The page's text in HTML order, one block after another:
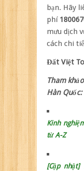
bạn. Hãy
phí
mưu dịch
cách chi
Đất Việt
Tham
Hàn Quốc:
Kinh
từ A-Z
[Cập